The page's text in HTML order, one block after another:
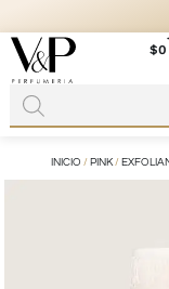
+56 9
$0
INICIO / PINK/